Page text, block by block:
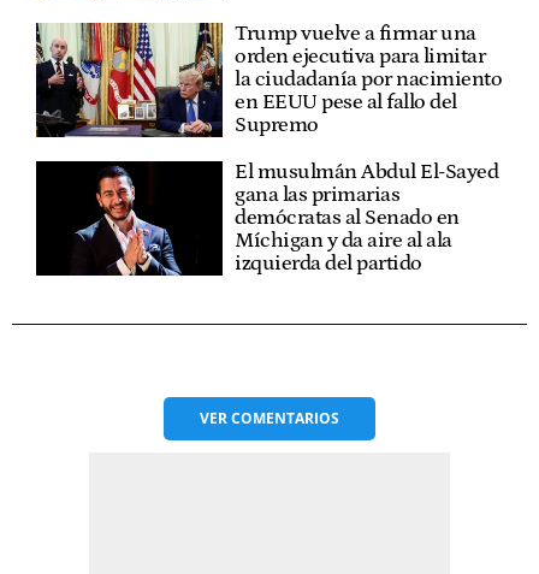
Trump vuelve a firmar una
orden ejecutiva para limitar
la ciudadanía por nacimiento
en EEUU pese al fallo del
Supremo
El musulmán Abdul El-Sayed
gana las primarias
demócratas al Senado en
Míchigan y da aire al ala
izquierda del partido
VERCOMENTARIOS